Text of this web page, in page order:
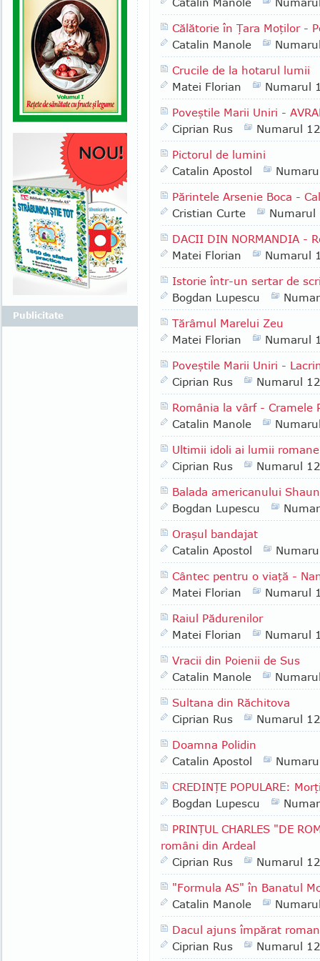
Călătorie în Ţara Moţilor -
Catalin Manole
Crucile de la hotarul lumii
Matei Florian
Numarul
Poveştile Marii Uniri -
Ciprian Rus
Numarul
Pictorul de lumini
Catalin Apostol
Părintele Arsenie Boca -
Cristian Curte
Numarul
DACII DIN NORMANDIA -
Matei Florian
Numarul
Istorie într-un sertar de
Bogdan Lupescu
Tărâmul Marelui Zeu
Matei Florian
Numarul
Poveştile Marii Uniri -
Ciprian Rus
Numarul
România la vârf - Cramele
Catalin Manole
Ultimii idoli ai lumii
Ciprian Rus
Numarul
Balada americanului Shaun
Bogdan Lupescu
Oraşul bandajat
Catalin Apostol
Cântec pentru o viaţă -
Matei Florian
Numarul
Raiul Pădurenilor
Matei Florian
Numarul
Vracii din Poienii de Sus
Catalin Manole
Sultana din Răchitova
Ciprian Rus
Numarul
Doamna Polidin
Catalin Apostol
CREDINŢE POPULARE:
Bogdan Lupescu
PRINŢUL CHARLES "DE
români din Ardeal
Ciprian Rus
Numarul
"Formula AS" în Banatul
Catalin Manole
Dacul ajuns împărat roman
Ciprian Rus
Numarul
Publicitate